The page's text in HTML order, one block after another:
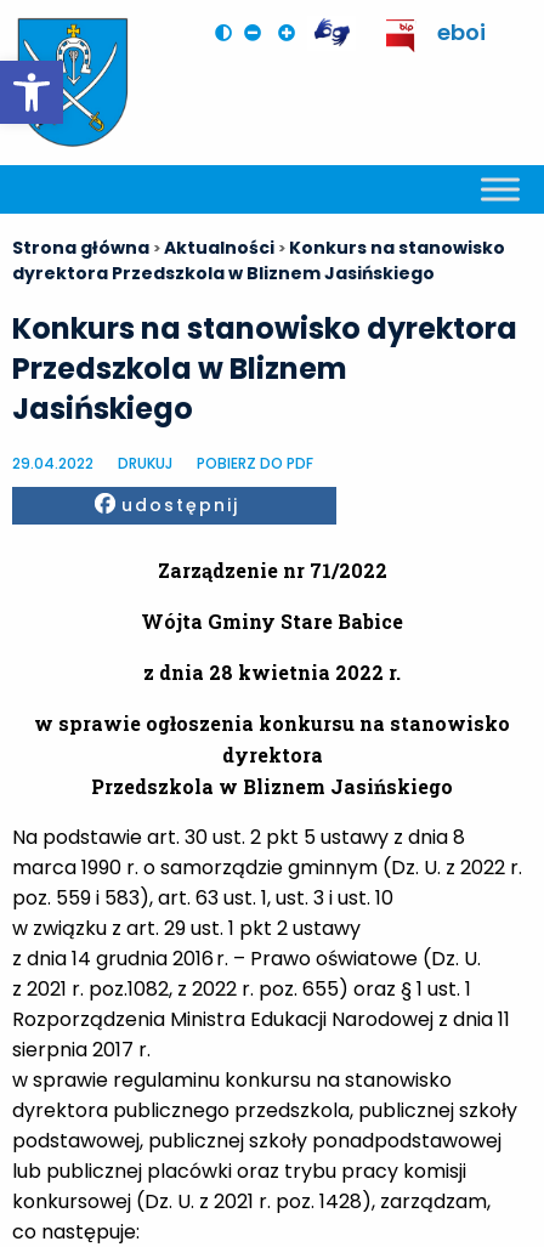
Otwórz pasek narzędzi
eboi
Strona główna >Aktualności > Konkurs na stanowisko
dyrektora Przedszkola w Bliznem Jasińskiego
Konkurs na stanowisko dyrektora
Przedszkola w Bliznem
Jasińskiego
29.04.2022 DRUKUJ POBIERZ DO PDF
Facebook
udostępnij
Zarządzenie nr 71/2022
Wójta Gminy Stare Babice
z dnia 28 kwietnia 2022 r.
w sprawie ogłoszenia konkursu na stanowisko
dyrektora
Przedszkola w Bliznem Jasińskiego
Na podstawie art. 30 ust. 2 pkt 5 ustawy z dnia 8
marca 1990 r. o samorządzie gminnym (Dz. U. z 2022 r.
poz. 559 i 583), art. 63 ust. 1, ust. 3 i ust. 10
w związku z art. 29 ust. 1 pkt 2 ustawy
z dnia 14 grudnia 2016 r. – Prawo oświatowe (Dz. U.
z 2021 r. poz.1082, z 2022 r. poz. 655) oraz § 1 ust. 1
Rozporządzenia Ministra Edukacji Narodowej z dnia 11
sierpnia 2017 r.
w sprawie regulaminu konkursu na stanowisko
dyrektora publicznego przedszkola, publicznej szkoły
podstawowej, publicznej szkoły ponadpodstawowej
lub publicznej placówki oraz trybu pracy komisji
konkursowej (Dz. U. z 2021 r. poz. 1428), zarządzam,
co następuje: